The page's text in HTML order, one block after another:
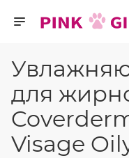
для
Visage